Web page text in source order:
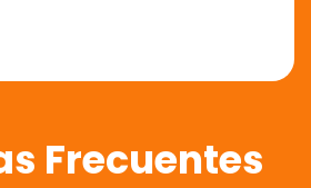
Frecuentes